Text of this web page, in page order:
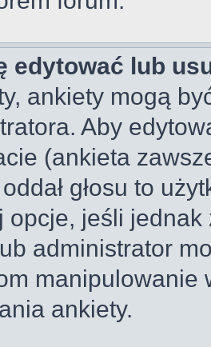
edytować lub
ankiety mogą
Aby
(ankieta
głosu to
jeśli jednak
administrator
manipulowanie
ankiety.